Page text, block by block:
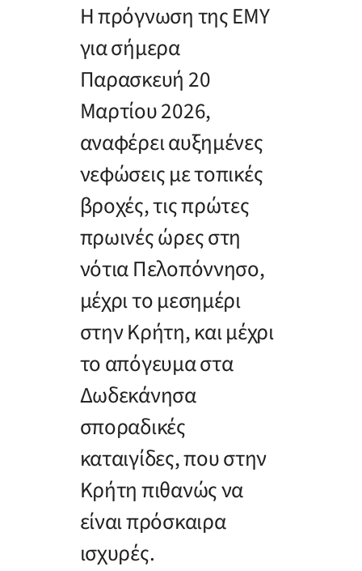
Η πρόγνωση της ΕΜΥ
για σήμερα
Παρασκευή 20
Μαρτίου 2026,
αναφέρει αυξημένες
νεφώσεις με τοπικές
βροχές, τις πρώτες
πρωινές ώρες στη
νότια Πελοπόννησο,
μέχρι το μεσημέρι
στην Κρήτη, και μέχρι
το απόγευμα στα
Δωδεκάνησα
σποραδικές
καταιγίδες, που στην
Κρήτη πιθανώς να
είναι πρόσκαιρα
ισχυρές.